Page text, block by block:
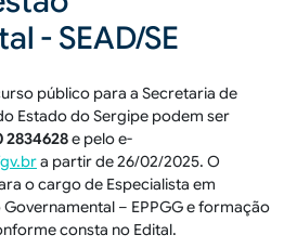
- SEAD/SE
público para a Secretaria de
Estado do Sergipe podem ser
2834628e pelo e-
a partir de 26/02/2025. O
o cargo de Especialista em
– EPPGG e formação
consta no Edital.